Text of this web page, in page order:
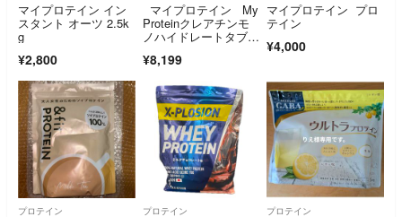
マイプロテイン イン
スタント オーツ 2.5k
g
¥2,800
マイプロテイン My
Proteinクレアチンモ
ノハイドレートタブレ
¥8,199
マイプロテイン プロ
テイン
¥4,000
プロテイン プロテイン プロテイン